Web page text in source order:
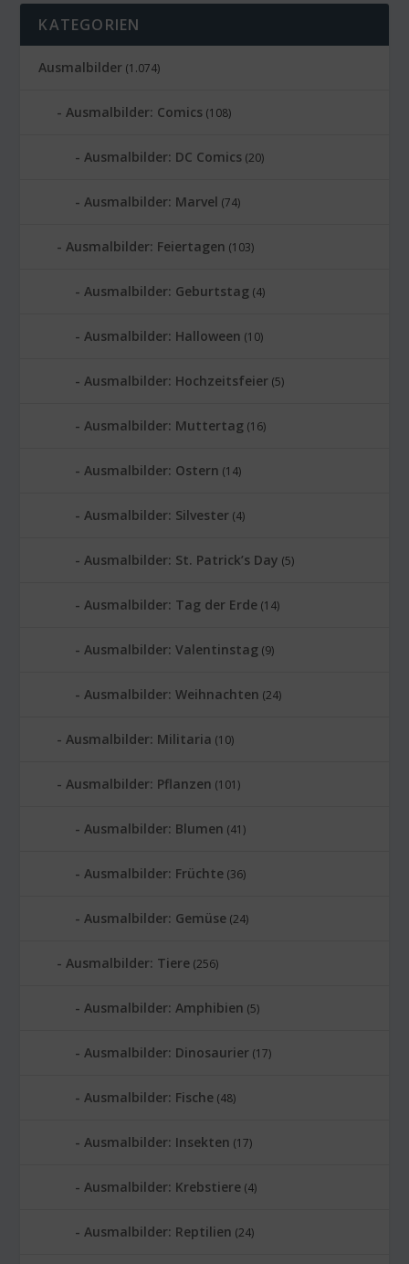
KATEGORIEN
Ausmalbilder (1.074)
Ausmalbilder: Comics (108)
Ausmalbilder: DC Comics (20)
Ausmalbilder: Marvel (74)
Ausmalbilder: Feiertagen (103)
Ausmalbilder: Geburtstag (4)
Ausmalbilder: Halloween (10)
Ausmalbilder: Hochzeitsfeier (5)
Ausmalbilder: Muttertag (16)
Ausmalbilder: Ostern (14)
Ausmalbilder: Silvester (4)
Ausmalbilder: St. Patrick’s Day (5)
Ausmalbilder: Tag der Erde (14)
Ausmalbilder: Valentinstag (9)
Ausmalbilder: Weihnachten (24)
Ausmalbilder: Militaria (10)
Ausmalbilder: Pflanzen (101)
Ausmalbilder: Blumen (41)
Ausmalbilder: Früchte (36)
Ausmalbilder: Gemüse (24)
Ausmalbilder: Tiere (256)
Ausmalbilder: Amphibien (5)
Ausmalbilder: Dinosaurier (17)
Ausmalbilder: Fische (48)
Ausmalbilder: Insekten (17)
Ausmalbilder: Krebstiere (4)
Ausmalbilder: Reptilien (24)